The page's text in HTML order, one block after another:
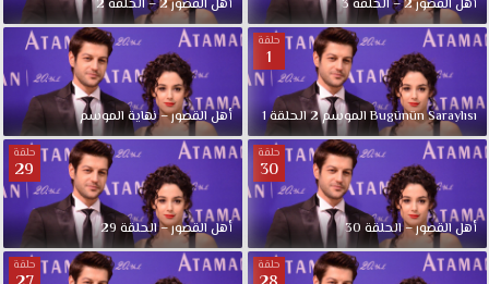
أهل القصور 2 – الحلقة 3 أهل القصور 2 – الحلقة 2
حلقة
1
Bugünün Saraylısı الموسم 2 الحلقة 1 أهل القصور – نهاية الموسم
حلقة
30
أهل القصور – الحلقة 30
حلقة
29
أهل القصور – الحلقة 29
حلقة حلقة